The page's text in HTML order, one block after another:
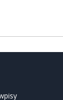
creato
semplificare